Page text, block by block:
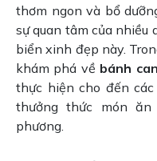
thơm ngon và bổ
sự quan tâm của
biển xinh đẹp này.
khám phá về bánh
thực hiện cho đến
thưởng thức món
phương.